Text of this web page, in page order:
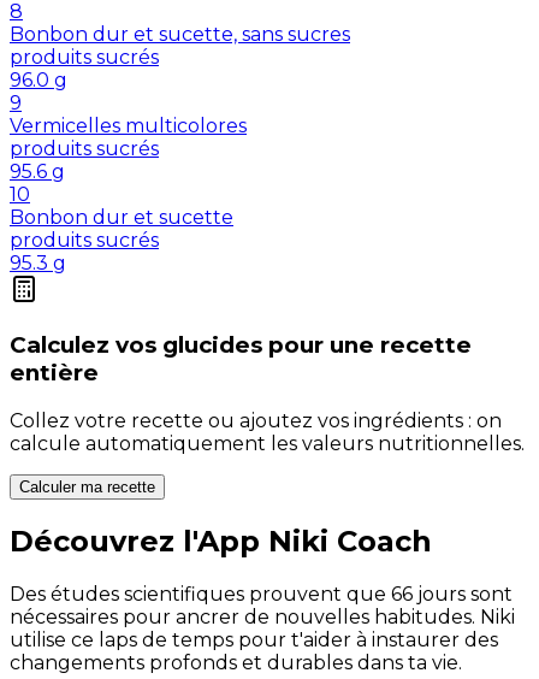
8
Bonbon dur et sucette, sans sucres
produits sucrés
96.0 g
9
Vermicelles multicolores
produits sucrés
95.6 g
10
Bonbon dur et sucette
produits sucrés
95.3 g
Calculez vos glucides pour une recette
entière
Collez votre recette ou ajoutez vos ingrédients : on
calcule automatiquement les valeurs nutritionnelles.
Calculer ma recette
Découvrez l'App Niki Coach
Des études scientifiques prouvent que 66 jours sont
nécessaires pour ancrer de nouvelles habitudes. Niki
utilise ce laps de temps pour t'aider à instaurer des
changements profonds et durables dans ta vie.